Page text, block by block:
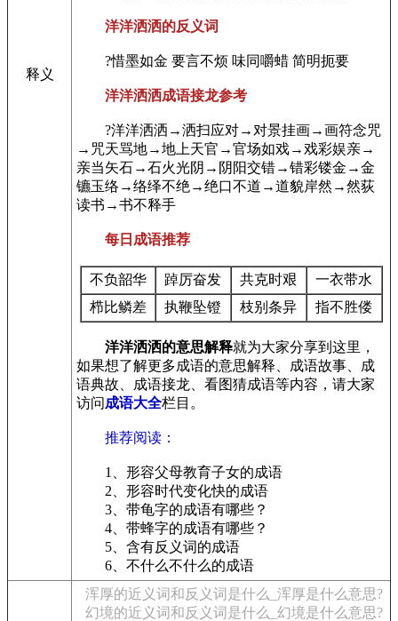
释义
洋洋洒洒的反义词
?惜墨如金 要言不烦 味同嚼蜡 简明扼要
洋洋洒洒成语接龙参考
?洋洋洒洒→洒扫应对→对景挂画→画符念咒
→咒天骂地→地上天官→官场如戏→戏彩娱亲→
亲当矢石→石火光阴→阴阳交错→错彩镂金→金
镳玉络→络绎不绝→绝口不道→道貌岸然→然荻
读书→书不释手
每日成语推荐
不负韶华 踔厉奋发 共克时艰
一衣带水
栉比鳞差
执鞭坠镫 枝别条异 指不胜偻
洋洋洒洒的意思解释就为大家分享到这里，
如果想了解更多成语的意思解释、成语故事、成
语典故、成语接龙、看图猜成语等内容，请大家
访问成语大全栏目。
推荐阅读：
1、形容父母教育子女的成语
2、形容时代变化快的成语
3、带龟字的成语有哪些？
4、带蜂字的成语有哪些？
5、含有反义词的成语
6、不什么不什么的成语
浑厚的近义词和反义词是什么_浑厚是什么意思?
幻境的近义词和反义词是什么_幻境是什么意思?